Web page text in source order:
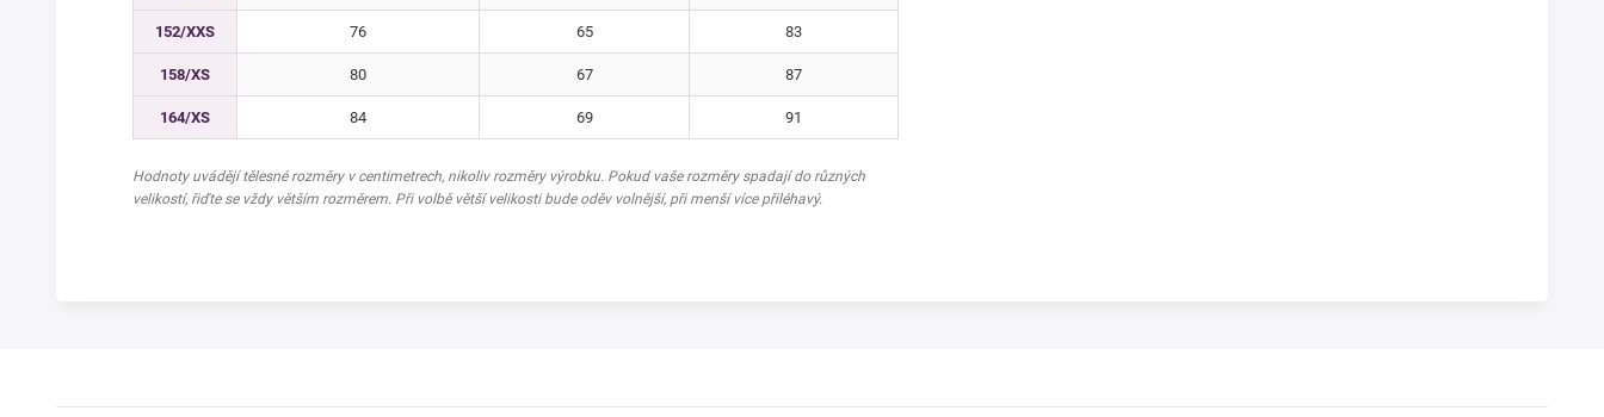
152/XXS 76 65 83
158/XS 80 67 87
164/XS 84 69 91
Hodnoty uvádějí tělesné rozměry v centimetrech, nikoliv rozměry výrobku. Pokud vaše rozměry spadají do různých
velikostí, řiďte se vždy větším rozměrem. Při volbě větší velikosti bude oděv volnější, při menší více přiléhavý.